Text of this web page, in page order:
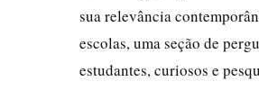
sua relevância
escolas, uma seção de
estudantes, curiosos e